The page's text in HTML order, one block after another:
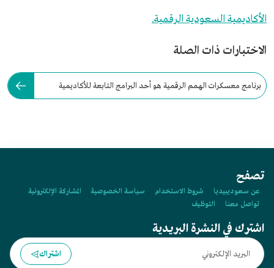
الأكاديمية السعودية الرقمية.
الاختبارات ذات الصلة
برنامج معسكرات الهمم الرقمية هو أحد البرامج التابعة للأكاديمية
تصفح
عن سعوديبيديا شروط الاستخدام سياسة الخصوصية
المشاركة الإلكترونية
تواصل معنا
التوظيف
اشترك في النشرة البريدية
اشتراك